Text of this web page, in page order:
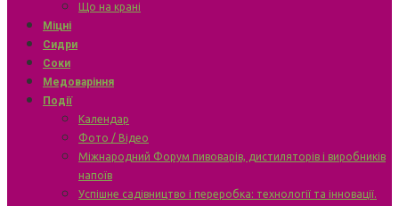
Що на крані
Міцні
Сидри
Соки
Медоваріння
Події
Календар
Фото / Відео
Міжнародний Форум пивоварів, дистиляторів і виробників
напоїв
Успішне садівництво і переробка: технології та інновації.